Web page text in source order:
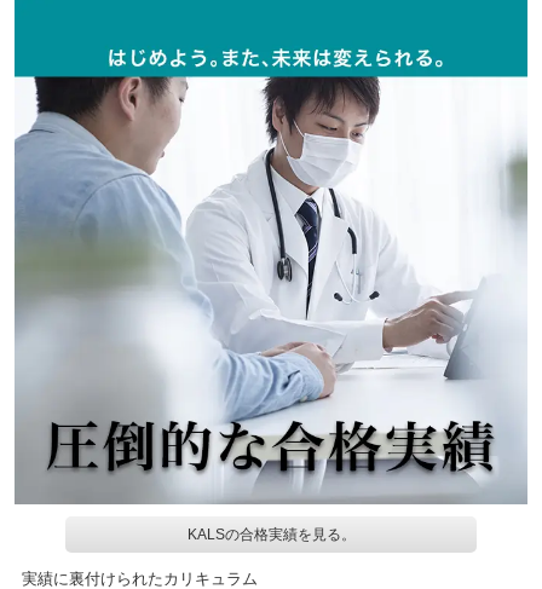
KALSの合格実績を見る。
実績に裏付けられたカリキュラム